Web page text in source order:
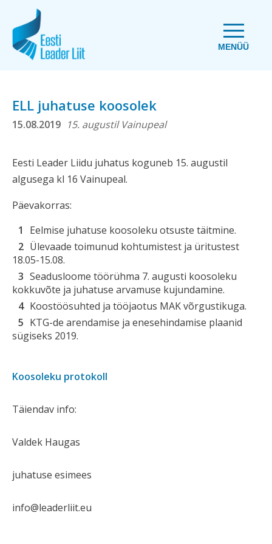
MENÜÜ
ELL juhatuse koosolek
15.08.2019 15. augustil Vainupeal
Eesti Leader Liidu juhatus koguneb 15. augustil
algusega kl 16 Vainupeal.
Päevakorras:
Eelmise juhatuse koosoleku otsuste täitmine.
Ülevaade toimunud kohtumistest ja üritustest
18.05-15.08.
Seadusloome töörühma 7. augusti koosoleku
kokkuvõte ja juhatuse arvamuse kujundamine.
Koostöösuhted ja tööjaotus MAK võrgustikuga.
KTG-de arendamise ja enesehindamise plaanid
sügiseks 2019.
Koosoleku protokoll
Täiendav info:
Valdek Haugas
juhatuse esimees
info@leaderliit.eu